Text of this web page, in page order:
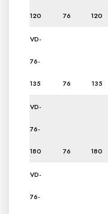
120 76 120
VD-
76-
135 76 135
VD-
76-
180 76 180
VD-
76-